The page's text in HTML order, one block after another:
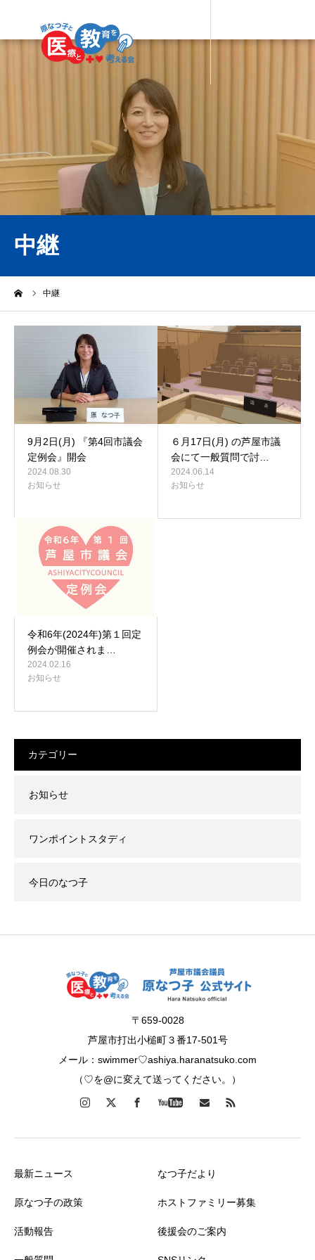
中継
中継
9月2日(月) 『第4回市議会
定例会』開会
2024.08.30
お知らせ
６月17日(月) の芦屋市議
会にて一般質問で討…
2024.06.14
お知らせ
令和6年(2024年)第１回定
例会が開催されま…
2024.02.16
お知らせ
カテゴリー
お知らせ
ワンポイントスタディ
今日のなつ子
〒659-0028
芦屋市打出小槌町３番17-501号
メール：swimmer♡ashiya.haranatsuko.com
（♡を@に変えて送ってください。）
最新ニュース
原なつ子の政策
活動報告
なつ子だより
ホストファミリー募集
後援会のご案内